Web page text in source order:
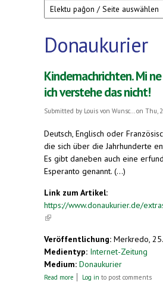
Donaukurier
Kindernachrichten. Mi
ich verstehe das nicht!
Submitted by Louis von Wunsc... on Thu,
Deutsch, Englisch oder
die sich über die Jahrhunderte
Es gibt daneben auch eine
Esperanto genannt. (...)
Link zum Artikel:
https://www.donaukurier.de/
(link is external)
Veröffentlichung: Merkredo,
Medientyp: Internet-Zeitung
Medium: Donaukurier
Read more about Kindernachrichten. Mi
Log in to post comments